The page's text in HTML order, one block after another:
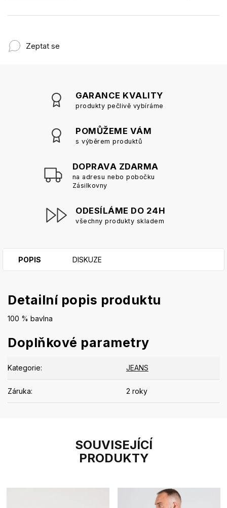
Zeptat se
GARANCE KVALITY
produkty pečlivě vybíráme
POMŮŽEME VÁM
s výběrem produktů
DOPRAVA ZDARMA
na adresu nebo pobočku
Zásilkovny
ODESÍLÁME DO 24H
všechny produkty skladem
SOUVISEJÍCÍ
PRODUKTY
POPIS DISKUZE
Detailní popis produktu
100 % bavlna
Doplňkové parametry
Kategorie: JEANS
Záruka: 2 roky